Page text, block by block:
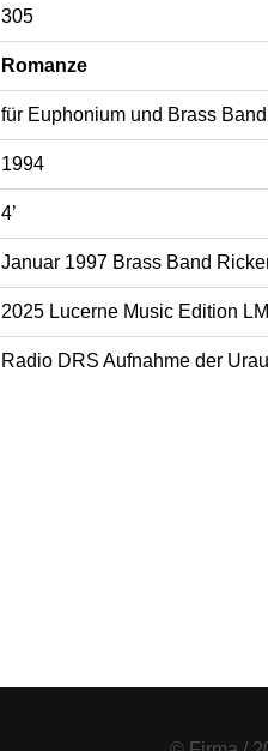
305
Romanze
für Euphonium und Brass Band
1994
4’
Januar 1997 Brass Band
2025 Lucerne Music Edition
Radio DRS Aufnahme der